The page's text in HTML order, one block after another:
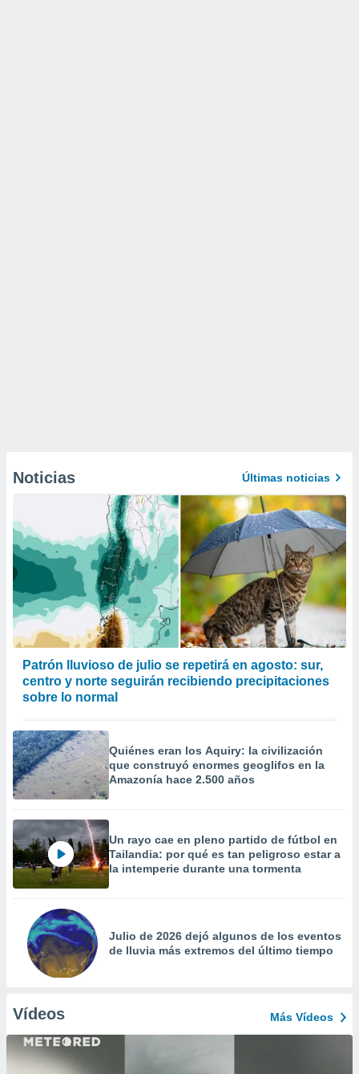
Noticias Últimas noticias
Patrón lluvioso de julio se repetirá en agosto: sur,
centro y norte seguirán recibiendo precipitaciones
sobre lo normal
Quiénes eran los Aquiry: la civilización
que construyó enormes geoglifos en la
Amazonía hace 2.500 años
Un rayo cae en pleno partido de fútbol en
Tailandia: por qué es tan peligroso estar a
la intemperie durante una tormenta
Julio de 2026 dejó algunos de los eventos
de lluvia más extremos del último tiempo
Vídeos Más Vídeos